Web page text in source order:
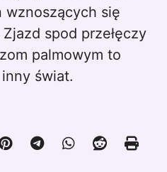
wznoszących się
spod przełęczy
palmowym to
świat.